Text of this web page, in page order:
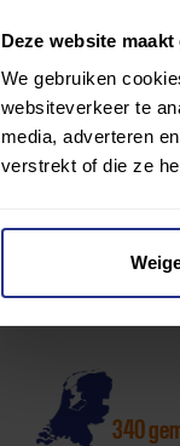
Deze website
We gebruiken
websiteverkeer te
media, adverteren
verstrekt of die ze
340